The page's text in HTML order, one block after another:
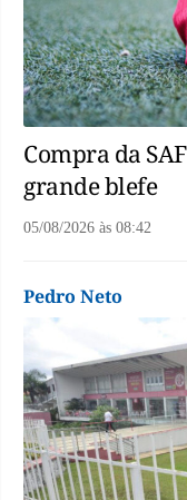
Compra da
grande blefe
05/08/2026 às 08:42
Pedro Neto